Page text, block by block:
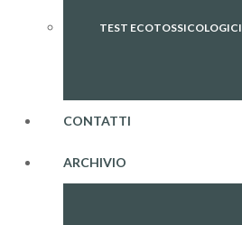
TEST ECOTOSSICOLOGICI
CONTATTI
ARCHIVIO